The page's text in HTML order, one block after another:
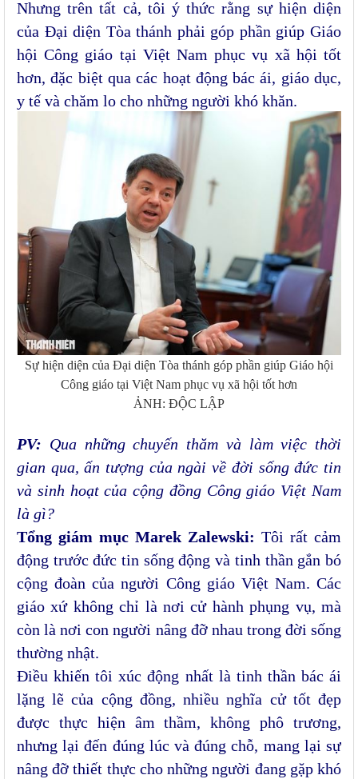
Nhưng trên tất cả, tôi ý thức rằng sự hiện diện
của Đại diện Tòa thánh phải góp phần giúp Giáo
hội Công giáo tại Việt Nam phục vụ xã hội tốt
hơn, đặc biệt qua các hoạt động bác ái, giáo dục,
y tế và chăm lo cho những người khó khăn.
Sự hiện diện của Đại diện Tòa thánh góp phần giúp Giáo hội
Công giáo tại Việt Nam phục vụ xã hội tốt hơn
ẢNH: ĐỘC LẬP
PV: Qua những chuyến thăm và làm việc thời
gian qua, ấn tượng của ngài về đời sống đức tin
và sinh hoạt của cộng đồng Công giáo Việt Nam
là gì?
Tổng giám mục Marek Zalewski: Tôi rất cảm
động trước đức tin sống động và tinh thần gắn bó
cộng đoàn của người Công giáo Việt Nam. Các
giáo xứ không chỉ là nơi cử hành phụng vụ, mà
còn là nơi con người nâng đỡ nhau trong đời sống
thường nhật.
Điều khiến tôi xúc động nhất là tinh thần bác ái
lặng lẽ của cộng đồng, nhiều nghĩa cử tốt đẹp
được thực hiện âm thầm, không phô trương,
nhưng lại đến đúng lúc và đúng chỗ, mang lại sự
nâng đỡ thiết thực cho những người đang gặp khó